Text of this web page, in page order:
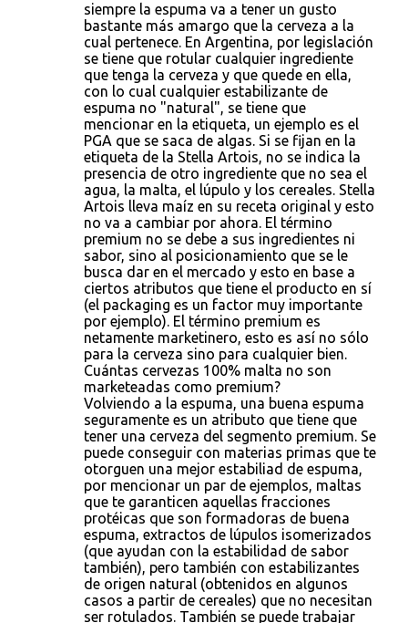
siempre la espuma va a tener un gusto
bastante más amargo que la cerveza a la
cual pertenece. En Argentina, por legislación
se tiene que rotular cualquier ingrediente
que tenga la cerveza y que quede en ella,
con lo cual cualquier estabilizante de
espuma no "natural", se tiene que
mencionar en la etiqueta, un ejemplo es el
PGA que se saca de algas. Si se fijan en la
etiqueta de la Stella Artois, no se indica la
presencia de otro ingrediente que no sea el
agua, la malta, el lúpulo y los cereales. Stella
Artois lleva maíz en su receta original y esto
no va a cambiar por ahora. El término
premium no se debe a sus ingredientes ni
sabor, sino al posicionamiento que se le
busca dar en el mercado y esto en base a
ciertos atributos que tiene el producto en sí
(el packaging es un factor muy importante
por ejemplo). El término premium es
netamente marketinero, esto es así no sólo
para la cerveza sino para cualquier bien.
Cuántas cervezas 100% malta no son
marketeadas como premium?
Volviendo a la espuma, una buena espuma
seguramente es un atributo que tiene que
tener una cerveza del segmento premium. Se
puede conseguir con materias primas que te
otorguen una mejor estabiliad de espuma,
por mencionar un par de ejemplos, maltas
que te garanticen aquellas fracciones
protéicas que son formadoras de buena
espuma, extractos de lúpulos isomerizados
(que ayudan con la estabilidad de sabor
también), pero también con estabilizantes
de origen natural (obtenidos en algunos
casos a partir de cereales) que no necesitan
ser rotulados. También se puede trabajar